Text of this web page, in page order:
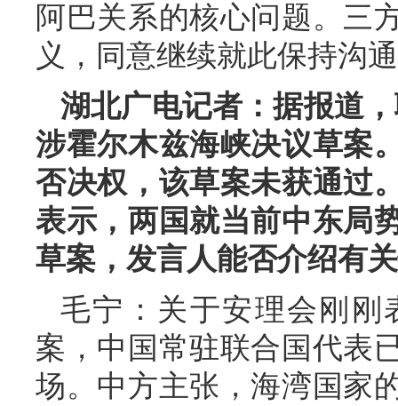
阿巴关系的核心问题。三
义，同意继续就此保持沟
湖北广电记者：据报道
涉霍尔木兹海峡决议草案
否决权，该草案未获通过
表示，两国就当前中东局
草案，发言人能否介绍有
毛宁：关于安理会刚刚
案，中国常驻联合国代表
场。中方主张，海湾国家